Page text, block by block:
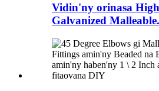
Vidin'ny orinasa
Galvanized